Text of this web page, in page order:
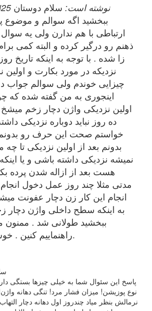
khanomi25 نوشته است: سلام دوستان
ببخشید اگه سوالم و موضوع
ارتباطی با هم ندارن ولی یه
ذهنم رو درگیر کرده و البته کمی
زا شده . با توجه به اینکه تاریخ
نزدیکه در مورد بکارت و اولین
چیزایی خوندم ولی سوالم جواب
اینجوری به من گفته شده که
اولین نزدیکی واژن دچار زخم میشخ
ده روز نباید دوباره نزدیکی
خواستم صحت این حرف رو
بدونم بعد از اولین نزدیکی تا
نمیشه نزدیکی داشته باشی و یا اینکه
هست بعد از ازاله شدن پرده
مدتی مثلا چند روز عمل دخول انجام
انجام این کار زن دچار عفونت
به اینکه سطح داخلی واژن دچار
ببخشید طولانی شد . ممنون
راهنماییم کنین . خوش باشین.
پاسخ این سئوال شما به خیلی چیزها بستگی
نوع پوزیشن! میزان فشار مرد! تنگی دهانه
نرمالش بنظر میاد چندروز اول دهانه دچار